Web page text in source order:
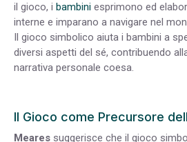
il gioco, i bambini esprimono ed
interne e imparano a navigare nel
Il gioco simbolico aiuta i bambini a
diversi aspetti del sé, contribuendo
narrativa personale coesa.
Il Gioco come Precursore
Meares suggerisce che il gioco